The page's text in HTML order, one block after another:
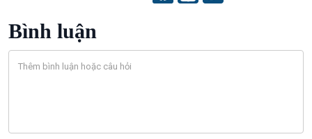
Bình luận